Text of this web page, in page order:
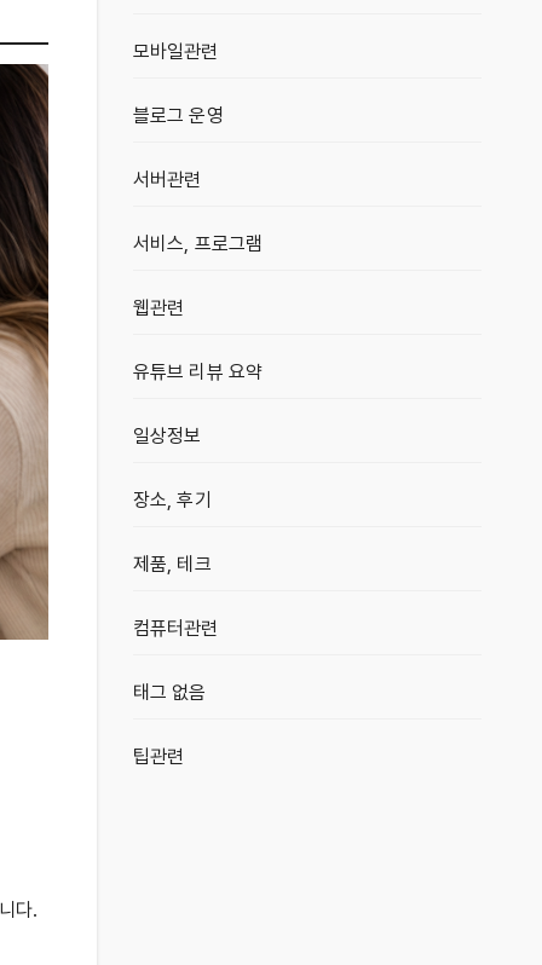
다.
모바일관련
블로그 운영
서버관련
서비스, 프로그램
웹관련
유튜브 리뷰 요약
일상정보
장소, 후기
제품, 테크
컴퓨터관련
태그 없음
팁관련